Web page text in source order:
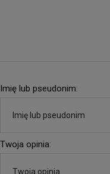
Imię lub pseudonim:
Twoja opinia: